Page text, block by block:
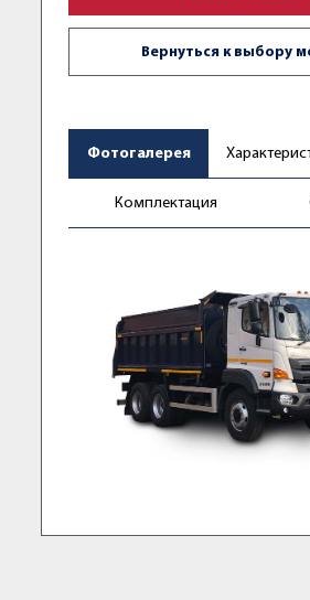
Вернуться к выбору
Фотогалерея
Комплектация